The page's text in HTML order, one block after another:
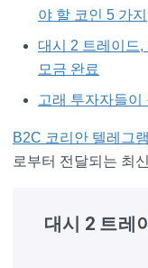
야 할 코인 5 가지
대시 2 트레이드,
모금 완료
고래 투자자들이
B2C 코리안 텔레그램
로부터 전달되는 최
대시 2 트레